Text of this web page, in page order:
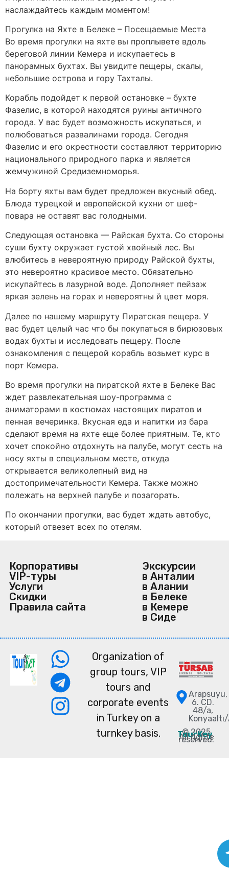
наслаждайтесь каждым моментом!
Прогулка на Яхте в Белеке – Посещаемые Места
Во время прогулки на яхте вы проплывете вдоль
береговой линии Кемера и искупаетесь в
панорамных бухтах. Вы увидите пещеры, скалы,
небольшие острова и гору Тахталы.
Корабль подойдет к первой остановке – бухте
Фазелис, в которой находятся руины античного
города. У вас будет возможность искупаться, и
полюбоваться развалинами города. Сегодня
Фазелис и его окрестности составляют территорию
национального природного парка и является
жемчужиной Средиземноморья.
На борту яхты вам будет предложен вкусный обед.
Блюда турецкой и европейской кухни от шеф-
повара не оставят вас голодными.
Следующая остановка — Райская бухта. Со стороны
суши бухту окружает густой хвойный лес. Вы
влюбитесь в невероятную природу Райской бухты,
это невероятно красивое место. Обязательно
искупайтесь в лазурной воде. Дополняет пейзаж
яркая зелень на горах и невероятны й цвет моря.
Далее по нашему маршруту Пиратская пещера. У
вас будет целый час что бы покупаться в бирюзовых
водах бухты и исследовать пещеру. После
ознакомления с пещерой корабль возьмет курс в
порт Кемера.
Во время прогулки на пиратской яхте в Белеке Вас
ждет развлекательная шоу-программа с
аниматорами в костюмах настоящих пиратов и
пенная вечеринка. Вкусная еда и напитки из бара
сделают время на яхте еще более приятным. Те, кто
хочет спокойно отдохнуть на палубе, могут сесть на
носу яхты в специальном месте, откуда
открывается великолепный вид на
достопримечательности Кемера. Также можно
полежать на верхней палубе и позагорать.
По окончании прогулки, вас будет ждать автобус,
который отвезет всех по отелям.
Organization of
group tours, VIP
tours and
corporate events
in Turkey on a
turnkey basis.
Arapsuyu,
6. CD.
48/a,
© 2025
TourKey.
All rights
reserved.
Экскурсии
в Анталии
в Алании
в Белеке
в Кемере
в Сиде
Корпоративы
VIP-туры
Услуги
Скидки
Правила сайта